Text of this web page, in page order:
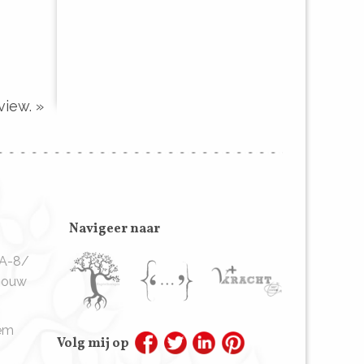
»
8/
Navigeer naar
Volg mij op